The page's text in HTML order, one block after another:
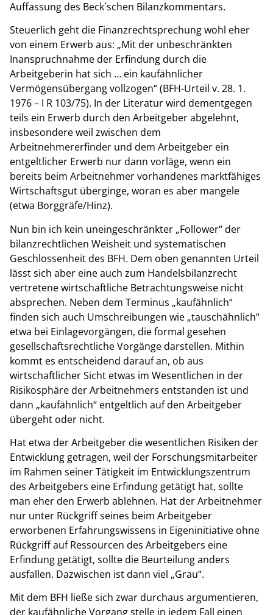
Auffassung des Beck´schen Bilanzkommentars.
Steuerlich geht die Finanzrechtsprechung wohl eher
von einem Erwerb aus: „Mit der unbeschränkten
Inanspruchnahme der Erfindung durch die
Arbeitgeberin hat sich … ein kaufähnlicher
Vermögensübergang vollzogen“ (BFH-Urteil v. 28. 1.
1976 – I R 103/75). In der Literatur wird dementgegen
teils ein Erwerb durch den Arbeitgeber abgelehnt,
insbesondere weil zwischen dem
Arbeitnehmererfinder und dem Arbeitgeber ein
entgeltlicher Erwerb nur dann vorläge, wenn ein
bereits beim Arbeitnehmer vorhandenes marktfähiges
Wirtschaftsgut überginge, woran es aber mangele
(etwa Borggräfe/Hinz).
Nun bin ich kein uneingeschränkter „Follower“ der
bilanzrechtlichen Weisheit und systematischen
Geschlossenheit des BFH. Dem oben genannten Urteil
lässt sich aber eine auch zum Handelsbilanzrecht
vertretene wirtschaftliche Betrachtungsweise nicht
absprechen. Neben dem Terminus „kaufähnlich“
finden sich auch Umschreibungen wie „tauschähnlich“
etwa bei Einlagevorgängen, die formal gesehen
gesellschaftsrechtliche Vorgänge darstellen. Mithin
kommt es entscheidend darauf an, ob aus
wirtschaftlicher Sicht etwas im Wesentlichen in der
Risikosphäre der Arbeitnehmers entstanden ist und
dann „kaufähnlich“ entgeltlich auf den Arbeitgeber
übergeht oder nicht.
Hat etwa der Arbeitgeber die wesentlichen Risiken der
Entwicklung getragen, weil der Forschungsmitarbeiter
im Rahmen seiner Tätigkeit im Entwicklungszentrum
des Arbeitgebers eine Erfindung getätigt hat, sollte
man eher den Erwerb ablehnen. Hat der Arbeitnehmer
nur unter Rückgriff seines beim Arbeitgeber
erworbenen Erfahrungswissens in Eigeninitiative ohne
Rückgriff auf Ressourcen des Arbeitgebers eine
Erfindung getätigt, sollte die Beurteilung anders
ausfallen. Dazwischen ist dann viel „Grau“.
Mit dem BFH ließe sich zwar durchaus argumentieren,
der kaufähnliche Vorgang stelle in jedem Fall einen